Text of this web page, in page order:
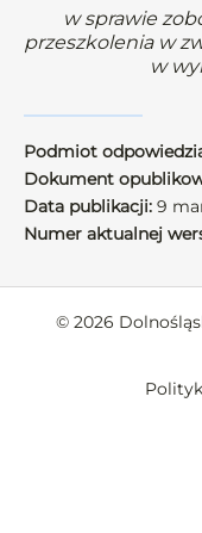
w sprawie
przeszkolenia w
w
Podmiot
Dokument
Data publikacji: 9
Numer aktualnej
© 2026